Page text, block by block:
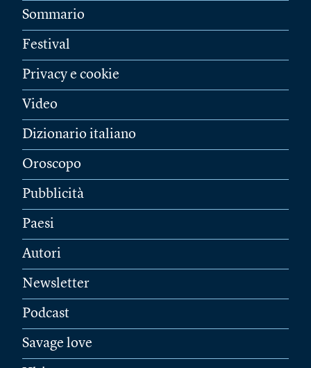
Sommario
Festival
Privacy e cookie
Video
Dizionario italiano
Oroscopo
Pubblicità
Paesi
Autori
Newsletter
Podcast
Savage love